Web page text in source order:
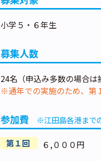
小学５・６年生
募集人数
24名（申込み多数の場合は
※通年での実施のため、第
参加費 ※江田島各港まで
第１回 ６,０００円